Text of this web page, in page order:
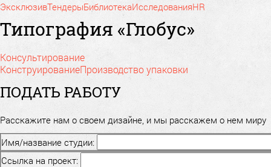
ЭксклюзивТендерыБиблиотекаИсследованияHR
Типография «Глобус»
Консультирование
КонструированиеПроизводство упаковки
ПОДАТЬ РАБОТУ
Расскажите нам о своем дизайне, и мы расскажем о нем миру
Имя/название студии:
Ссылка на проект: